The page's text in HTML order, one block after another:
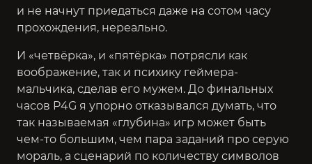
и не начнут приедаться даже на сотом часу
прохождения, нереально.
И «четвёрка», и «пятёрка» потрясли как
воображение, так и психику геймера-
мальчика, сделав его мужем. До финальных
часов P4G я упорно отказывался думать, что
так называемая «глубина» игр может быть
чем-то большим, чем пара заданий про серую
мораль, а сценарий по количеству символов